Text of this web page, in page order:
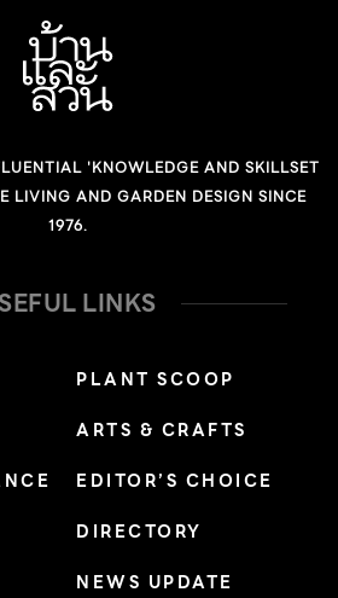
'KNOWLEDGE AND SKILLSET
LIVING AND GARDEN DESIGN SINCE
1976.
LINKS
PLANT SCOOP
ARTS & CRAFTS
EDITOR’S CHOICE
DIRECTORY
NEWS UPDATE